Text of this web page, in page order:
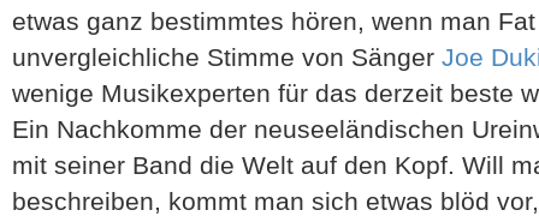
etwas ganz bestimmtes hören, wenn man
unvergleichliche Stimme von Sänger Joe
wenige Musikexperten für das derzeit beste
Ein Nachkomme der neuseeländischen
mit seiner Band die Welt auf den Kopf. Will
beschreiben, kommt man sich etwas blöd